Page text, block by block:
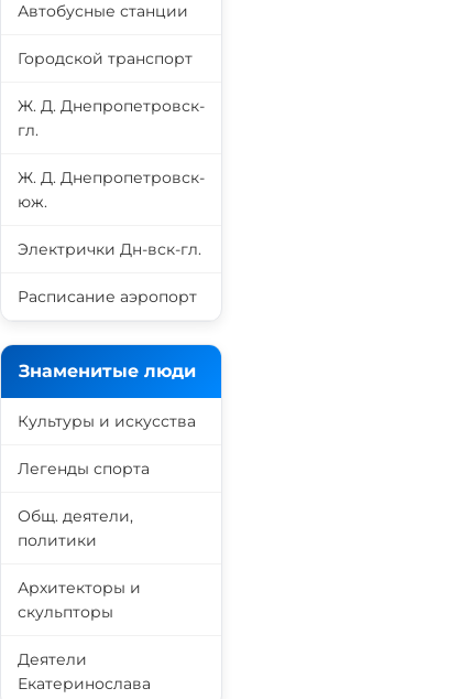
Автобусные станции
Городской транспорт
Ж. Д. Днепропетровск-
гл.
Ж. Д. Днепропетровск-
юж.
Электрички Дн-вск-гл.
Расписание аэропорт
Знаменитые люди
Культуры и искусства
Легенды спорта
Общ. деятели,
политики
Архитекторы и
скульпторы
Деятели
Екатеринослава